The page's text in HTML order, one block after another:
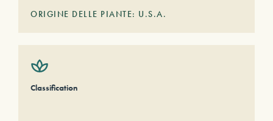
ORIGINE DELLE PIANTE: U.S.A.
Classification